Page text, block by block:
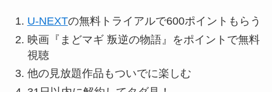
U-NEXTの無料トライアルで600ポイントもらう
映画『まどマギ 叛逆の物語』をポイントで無料
視聴
他の見放題作品もついでに楽しむ